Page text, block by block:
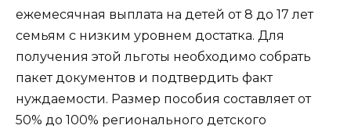
ежемесячная выплата на детей от 8 до 17 лет
семьям с низким уровнем достатка. Для
получения этой льготы необходимо собрать
пакет документов и подтвердить факт
нуждаемости. Размер пособия составляет от
50% до 100% регионального детского